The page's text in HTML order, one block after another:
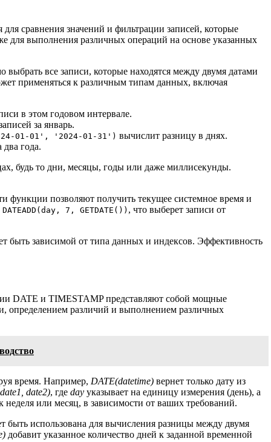
сравнения значений и фильтрации записей, которые
для выполнения различных операций на основе указанных
все записи, которые находятся между двумя датами
применяться к различным типам данных, включая
в этом годовом интервале.
за январь.
01-01', '2024-01-31') вычислит разницу в днях.
года.
будь то дни, месяцы, годы или даже миллисекунды.
функции позволяют получить текущее системное время и
DATEADD(day, 7, GETDATE()) , что выберет записи от
быть зависимой от типа данных и индексов. Эффективность
DATE и TIMESTAMP представляют собой мощные
определением различий и выполнением различных
время. Например, DATE(datetime) вернет только дату из
date2), где day указывает на единицу измерения (день), а
или месяц, в зависимости от ваших требований.
быть использована для вычисления разницы между двумя
добавит указанное количество дней к заданной временной